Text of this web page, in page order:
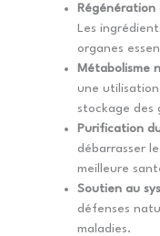
Les
organes
Métabolisme
une
stockage des
Purification
débarrasser
meilleure
Soutien au
défenses
maladies.